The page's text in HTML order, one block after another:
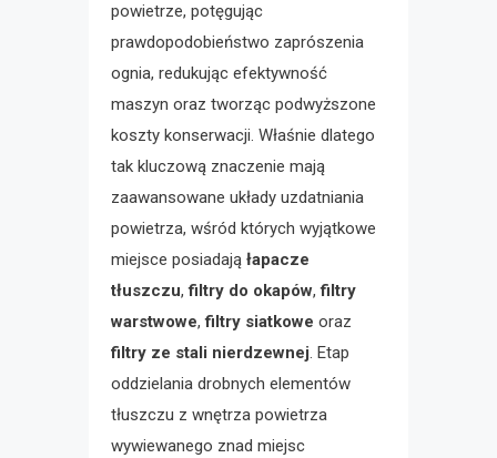
powietrze, potęgując
prawdopodobieństwo zaprószenia
ognia, redukując efektywność
maszyn oraz tworząc podwyższone
koszty konserwacji. Właśnie dlatego
tak kluczową znaczenie mają
zaawansowane układy uzdatniania
powietrza, wśród których wyjątkowe
miejsce posiadają łapacze
tłuszczu,filtry do okapów,filtry
warstwowe,filtry siatkowe oraz
filtry ze stali nierdzewnej. Etap
oddzielania drobnych elementów
tłuszczu z wnętrza powietrza
wywiewanego znad miejsc